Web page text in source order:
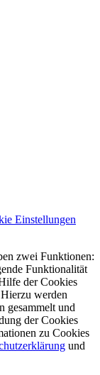
Einstellungen
zwei Funktionen:
Funktionalität
der Cookies
werden
gesammelt und
der Cookies
zu Cookies
und